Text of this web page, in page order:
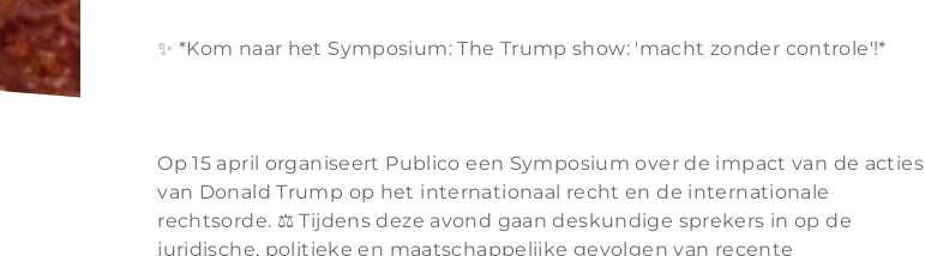
✨ *Kom naar het Symposium: The Trump show: 'macht zonder controle'!*
Op 15 april organiseert Publico een Symposium over de impact van de acties
van Donald Trump op het internationaal recht en de internationale
rechtsorde. ⚖️ Tijdens deze avond gaan deskundige sprekers in op de
juridische, politieke en maatschappelijke gevolgen van recente